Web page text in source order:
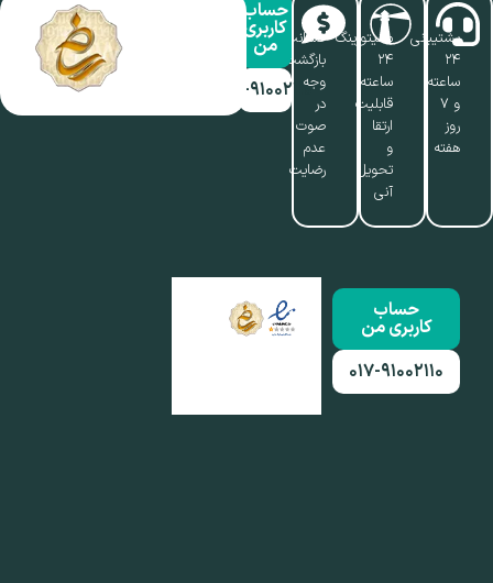
پشتیبانی
۲۴
ساعته
و ۷
روز
هفته
مانیتورینگ
۲۴
ساعته،
قابلیت
ارتقا
تحویل
آنی
ضمانت
بازگشت
وجه
در
صوت
عدم
رضایت
حساب
کاربری
من
۰۱۷-۹۱۰۰۲۱۱۰
حساب
کاربری من
۰۱۷-۹۱۰۰۲۱۱۰